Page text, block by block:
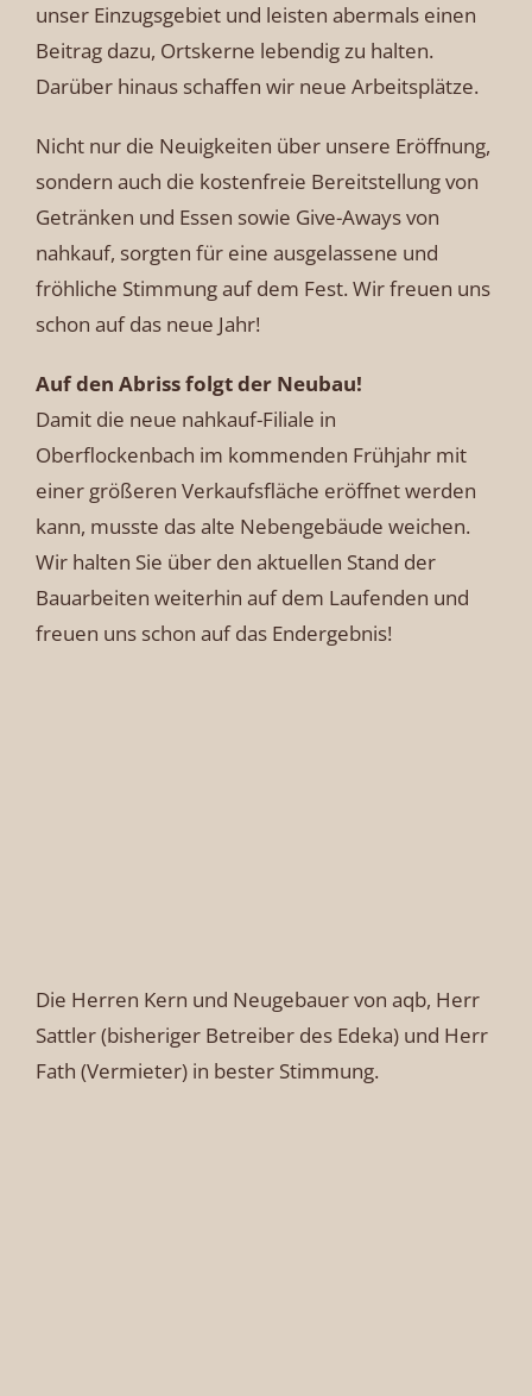
unser Einzugsgebiet und leisten abermals einen
Beitrag dazu, Ortskerne lebendig zu halten.
Darüber hinaus schaffen wir neue Arbeitsplätze.
Nicht nur die Neuigkeiten über unsere Eröffnung,
sondern auch die kostenfreie Bereitstellung von
Getränken und Essen sowie Give-Aways von
nahkauf, sorgten für eine ausgelassene und
fröhliche Stimmung auf dem Fest. Wir freuen uns
schon auf das neue Jahr!
Auf den Abriss folgt der Neubau!
Damit die neue nahkauf-Filiale in
Oberflockenbach im kommenden Frühjahr mit
einer größeren Verkaufsfläche eröffnet werden
kann, musste das alte Nebengebäude weichen.
Wir halten Sie über den aktuellen Stand der
Bauarbeiten weiterhin auf dem Laufenden und
freuen uns schon auf das Endergebnis!
Die Herren Kern und Neugebauer von aqb, Herr
Sattler (bisheriger Betreiber des Edeka) und Herr
Fath (Vermieter) in bester Stimmung.